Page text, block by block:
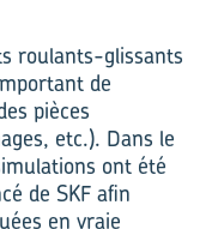
roulants-glissants
de
pièces
etc.). Dans le
ont été
de SKF afin
en vraie